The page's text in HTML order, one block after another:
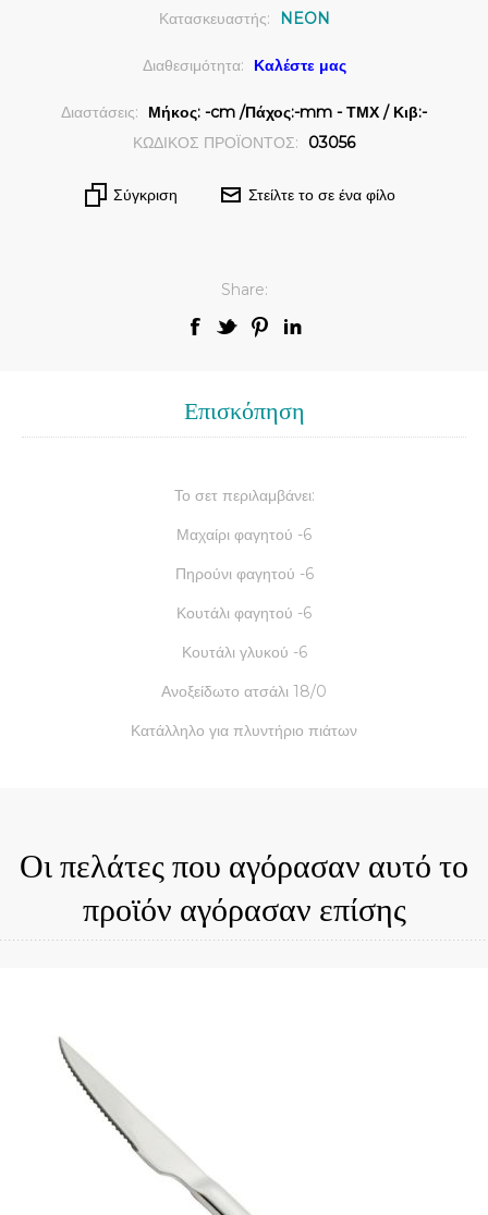
Κατασκευαστής: NEON
Διαθεσιμότητα: Καλέστε μας
Διαστάσεις:
Μήκος: -cm /Πάχος:-mm - ΤΜΧ / Κιβ:-
ΚΩΔΙΚΟΣ ΠΡΟΪΟΝΤΟΣ:
03056
Σύγκριση Στείλτε το σε ένα φίλο
Share:
Επισκόπηση
Το σετ περιλαμβάνει:
Μαχαίρι φαγητού -6
Πηρούνι φαγητού -6
Κουτάλι φαγητού -6
Κουτάλι γλυκού -6
Ανοξείδωτο ατσάλι 18/0
Κατάλληλο για πλυντήριο πιάτων
Οι πελάτες που αγόρασαν αυτό το
προϊόν αγόρασαν επίσης